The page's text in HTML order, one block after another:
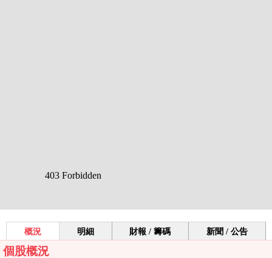
概況 明細 財報 / 籌碼 新聞 / 公告
個股概況